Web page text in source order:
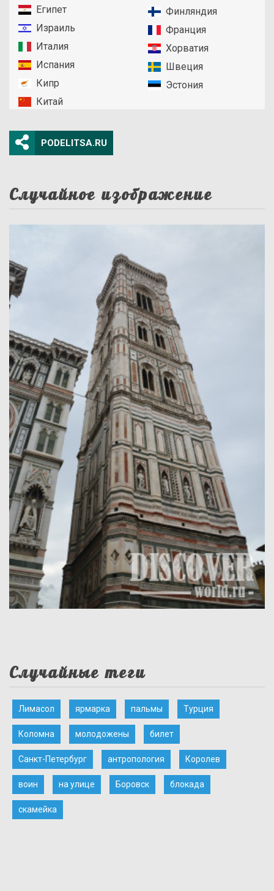
Египет
Израиль
Италия
Испания
Кипр
Китай
Финляндия
Франция
Хорватия
Швеция
Эстония
PODELITSA.RU
Случайное изображение
Случайные теги
Лимасол ярмарка пальмы Турция
Коломна молодожены билет
Санкт-Петербург антропология Королев
воин на улице Боровск блокада
скамейка